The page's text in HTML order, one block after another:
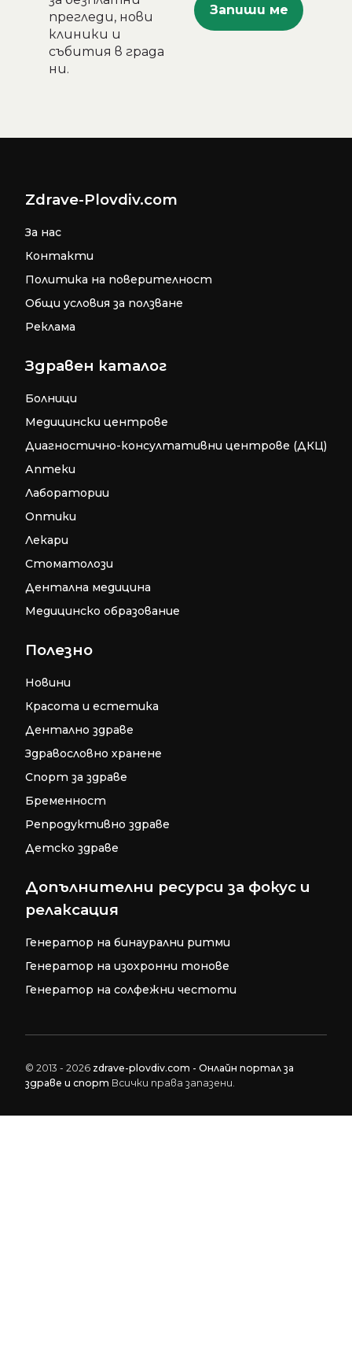
прегледи, нови
клиники и
събития в града
ни.
Zdrave-Plovdiv.com
За нас
Контакти
Политика на поверителност
Общи условия за ползване
Реклама
Здравен каталог
Болници
Медицински центрове
Диагностично-консултативни центрове (ДКЦ)
Аптеки
Лаборатории
Оптики
Лекари
Стоматолози
Дентална медицина
Медицинско образование
Полезно
Новини
Красота и естетика
Дентално здраве
Здравословно хранене
Спорт за здраве
Бременност
Репродуктивно здраве
Детско здраве
Допълнителни ресурси за фокус и
релаксация
Генератор на бинаурални ритми
Генератор на изохронни тонове
Генератор на солфежни честоти
© 2013 - 2026 zdrave-plovdiv.com - Онлайн портал за
здраве и спорт Всички права запазени.